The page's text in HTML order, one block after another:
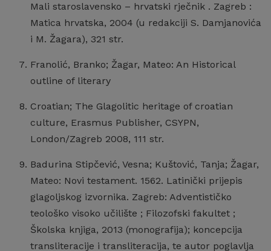
Mali staroslavensko – hrvatski rječnik . Zagreb :
Matica hrvatska, 2004 (u redakciji S. Damjanovića
i M. Žagara), 321 str.
Franolić, Branko; Žagar, Mateo: An Historical
outline of literary
Croatian; The Glagolitic heritage of croatian
culture, Erasmus Publisher, CSYPN,
London/Zagreb 2008, 111 str.
Badurina Stipčević, Vesna; Kuštović, Tanja; Žagar,
Mateo: Novi testament. 1562. Latinički prijepis
glagoljskog izvornika. Zagreb: Adventističko
teološko visoko učilište ; Filozofski fakultet ;
Školska knjiga, 2013 (monografija); koncepcija
transliteracije i transliteracija, te autor poglavlja